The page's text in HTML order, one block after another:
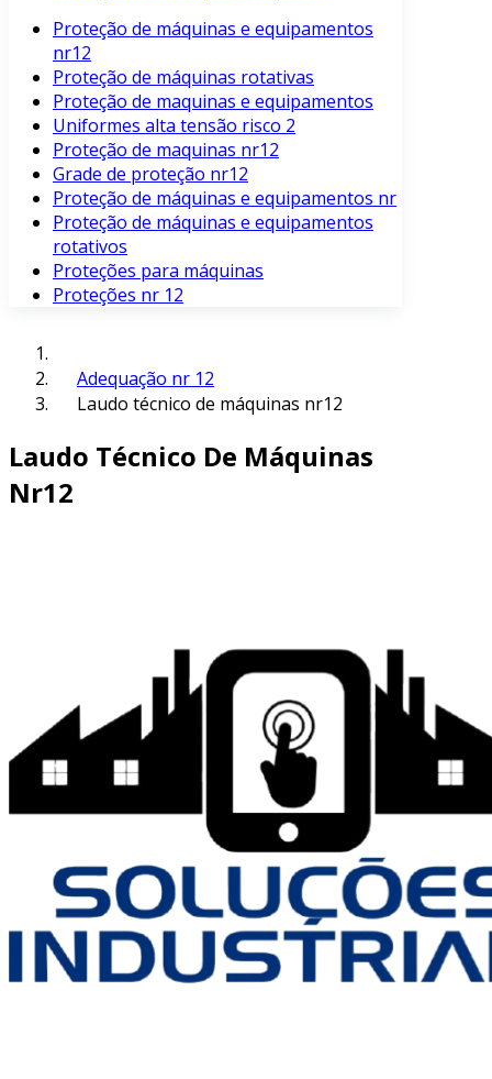
Proteção de máquinas e equipamentos
nr12
Proteção de máquinas rotativas
Proteção de maquinas e equipamentos
Uniformes alta tensão risco 2
Proteção de maquinas nr12
Grade de proteção nr12
Proteção de máquinas e equipamentos nr
Proteção de máquinas e equipamentos
rotativos
Proteções para máquinas
Proteções nr 12
Adequação nr 12
Laudo técnico de máquinas nr12
Laudo Técnico De Máquinas
Nr12